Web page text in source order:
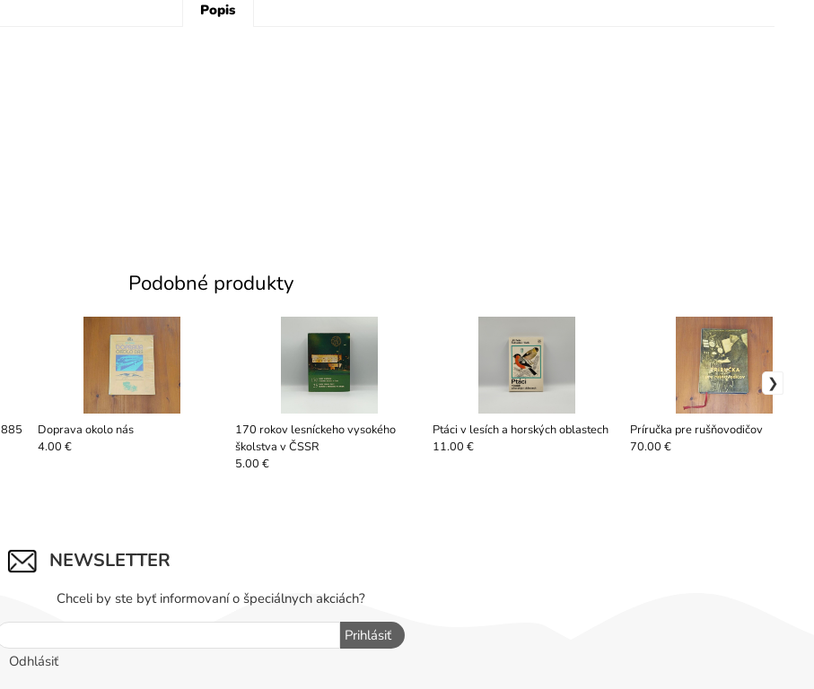
Popis
Podobné produkty
Doprava okolo nás
4.00 €
170 rokov lesníckeho vysokého
školstva v ČSSR
5.00 €
Ptáci v lesích a horských oblastech
11.00 €
Príručka pre rušňovodičov
70.00 €
NEWSLETTER
Chceli by ste byť informovaní o špeciálnych akciách?
Prihlásiť
Odhlásiť